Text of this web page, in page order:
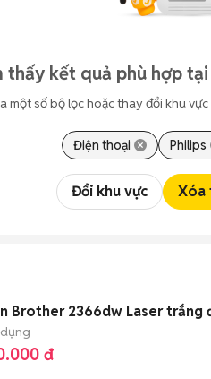
thấy kết quả phù hợp tại
một số bộ lọc hoặc thay đổi khu
Điện thoại Philips
Đổi khu vực Xóa
Brother 2366dw Laser trắng
đ